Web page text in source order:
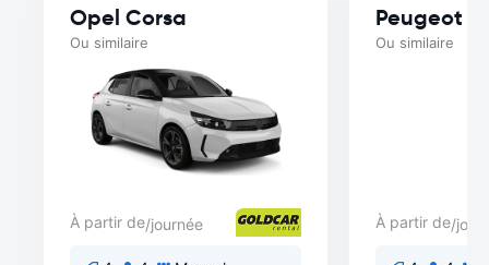
Opel Corsa
Ou similaire
À partir de/journée
Peugeot
Ou similaire
À partir de/